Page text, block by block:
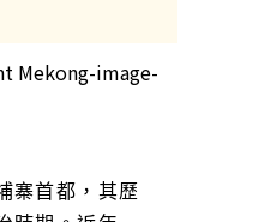
寨首都，其歷